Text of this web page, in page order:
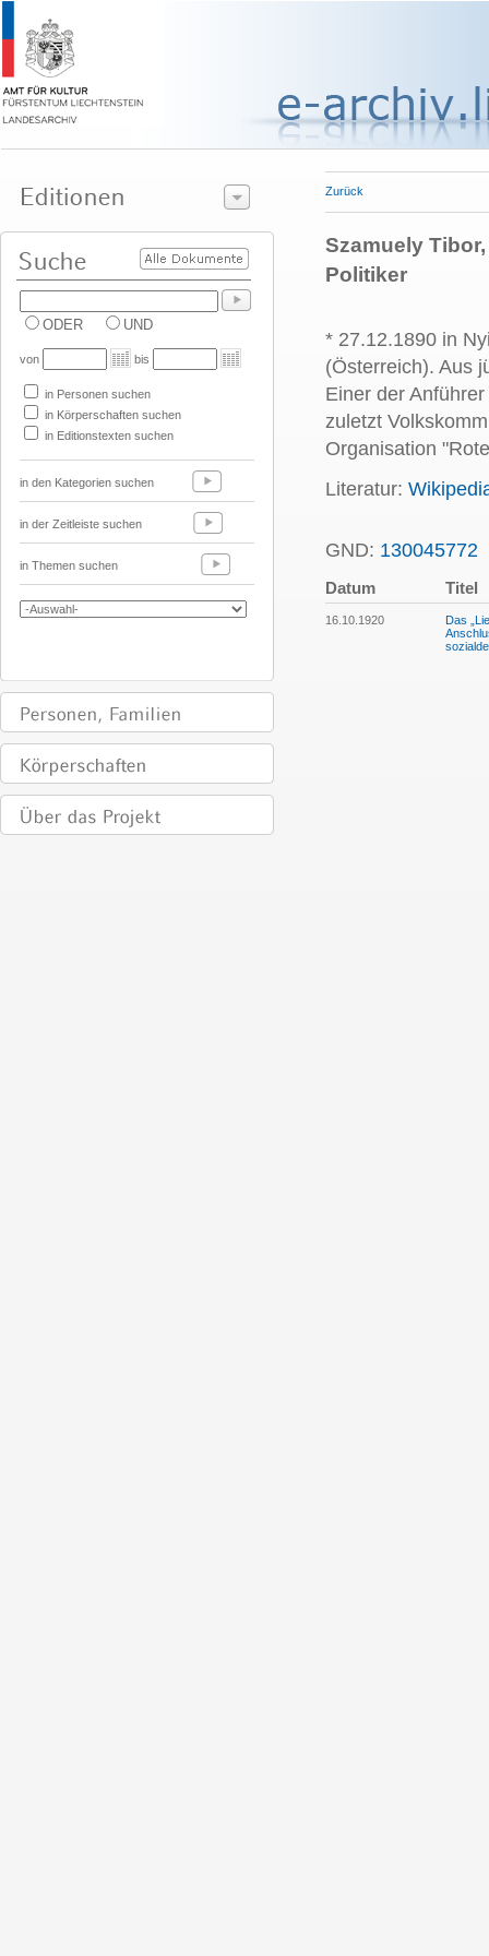
ODER UND
von bis
in Personen suchen
in Körperschaften suchen
in Editionstexten suchen
in den Kategorien suchen
in der Zeitleiste suchen
in Themen suchen
Zurück
Szamuely
Politiker
* 27.12.1890 in
(Österreich). Aus
Einer der
zuletzt
Organisation
Literatur:
GND: 130045772
Datum Titel
16.10.1920
Das